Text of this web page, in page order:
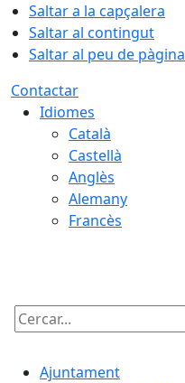
Saltar a la capçalera
Saltar al contingut
Saltar al peu de pàgina
Contactar
Idiomes
Català
Castellà
Anglès
Alemany
Francès
Cercar:
Ajuntament